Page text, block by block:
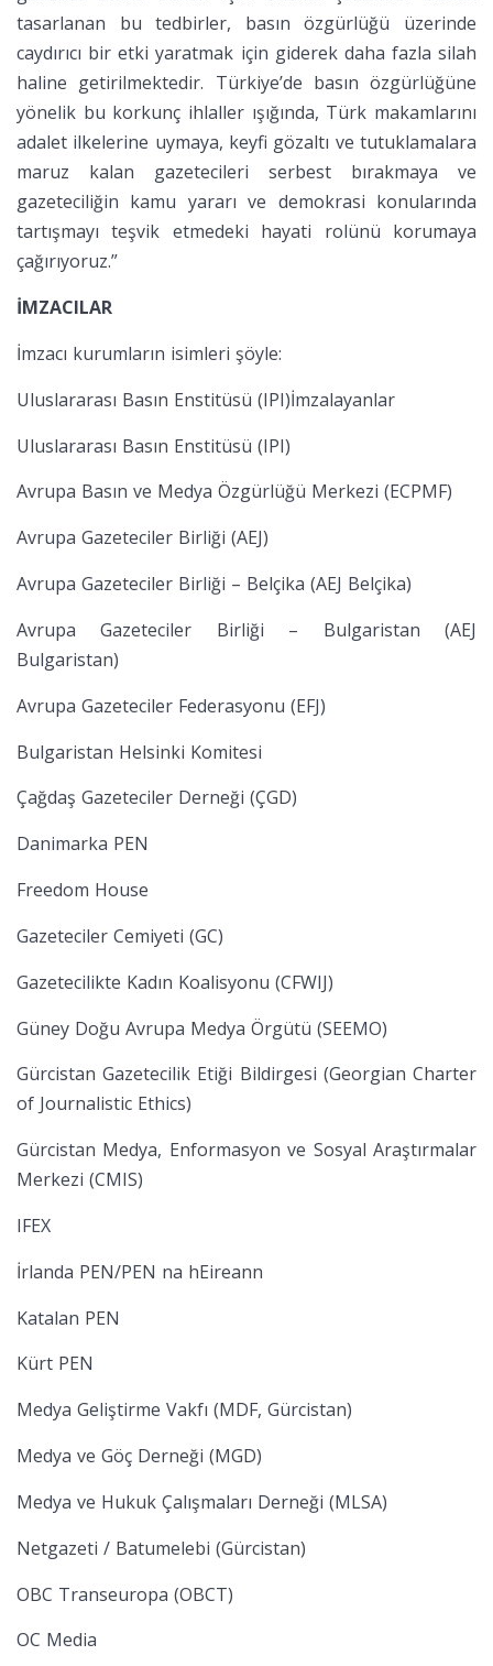
tasarlanan bu tedbirler, basın özgürlüğü üzerinde
caydırıcı bir etki yaratmak için giderek daha fazla silah
haline getirilmektedir. Türkiye’de basın özgürlüğüne
yönelik bu korkunç ihlaller ışığında, Türk makamlarını
adalet ilkelerine uymaya, keyfi gözaltı ve tutuklamalara
maruz kalan gazetecileri serbest bırakmaya ve
gazeteciliğin kamu yararı ve demokrasi konularında
tartışmayı teşvik etmedeki hayati rolünü korumaya
çağırıyoruz.”
İMZACILAR
İmzacı kurumların isimleri şöyle:
Uluslararası Basın Enstitüsü (IPI)İmzalayanlar
Uluslararası Basın Enstitüsü (IPI)
Avrupa Basın ve Medya Özgürlüğü Merkezi (ECPMF)
Avrupa Gazeteciler Birliği (AEJ)
Avrupa Gazeteciler Birliği – Belçika (AEJ Belçika)
Avrupa Gazeteciler Birliği – Bulgaristan (AEJ
Bulgaristan)
Avrupa Gazeteciler Federasyonu (EFJ)
Bulgaristan Helsinki Komitesi
Çağdaş Gazeteciler Derneği (ÇGD)
Danimarka PEN
Freedom House
Gazeteciler Cemiyeti (GC)
Gazetecilikte Kadın Koalisyonu (CFWIJ)
Güney Doğu Avrupa Medya Örgütü (SEEMO)
Gürcistan Gazetecilik Etiği Bildirgesi (Georgian Charter
of Journalistic Ethics)
Gürcistan Medya, Enformasyon ve Sosyal Araştırmalar
Merkezi (CMIS)
IFEX
İrlanda PEN/PEN na hEireann
Katalan PEN
Kürt PEN
Medya Geliştirme Vakfı (MDF, Gürcistan)
Medya ve Göç Derneği (MGD)
Medya ve Hukuk Çalışmaları Derneği (MLSA)
Netgazeti / Batumelebi (Gürcistan)
OBC Transeuropa (OBCT)
OC Media